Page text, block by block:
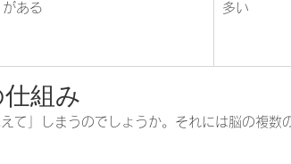
がある
多い
組み
て」しまうのでしょうか。それには脳の複数